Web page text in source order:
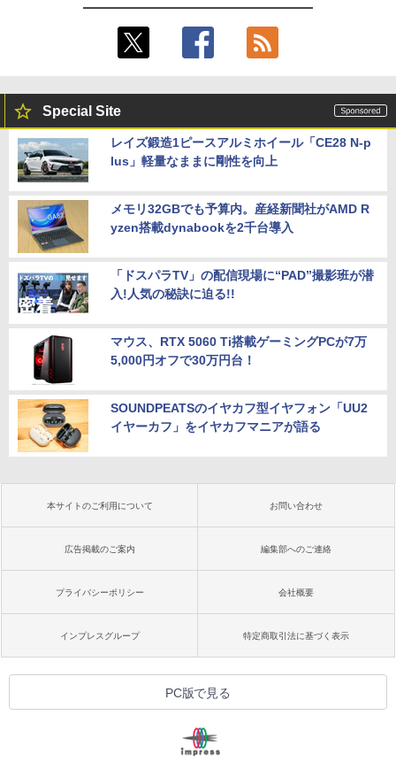
Special Site
レイズ鍛造1ピースアルミホイール「CE28 N-p
lus」軽量なままに剛性を向上
メモリ32GBでも予算内。産経新聞社がAMD R
yzen搭載dynabookを2千台導入
「ドスパラTV」の配信現場に“PAD”撮影班が潜
入!人気の秘訣に迫る!!
マウス、RTX 5060 Ti搭載ゲーミングPCが7万
5,000円オフで30万円台！
SOUNDPEATSのイヤカフ型イヤフォン「UU2
イヤーカフ」をイヤカフマニアが語る
本サイトのご利用について お問い合わせ
広告掲載のご案内 編集部へのご連絡
プライバシーポリシー 会社概要
インプレスグループ 特定商取引法に基づく表示
PC版で見る